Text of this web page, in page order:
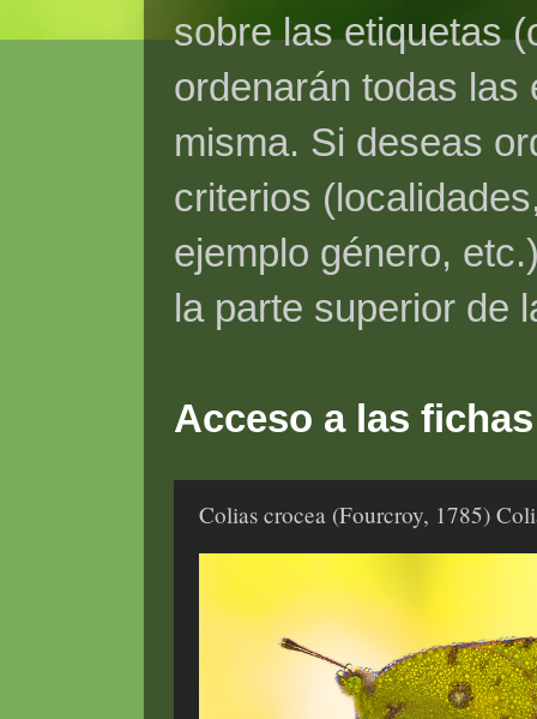
sobre las etiquetas
ordenarán todas las
misma. Si deseas
criterios
ejemplo género,
la parte superior de
Acceso a las
Colias crocea (Fourcroy, 1785)